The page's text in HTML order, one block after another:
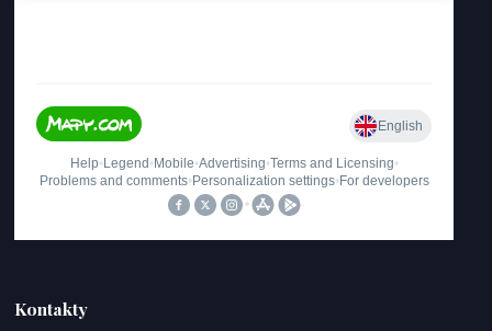
Kontakty